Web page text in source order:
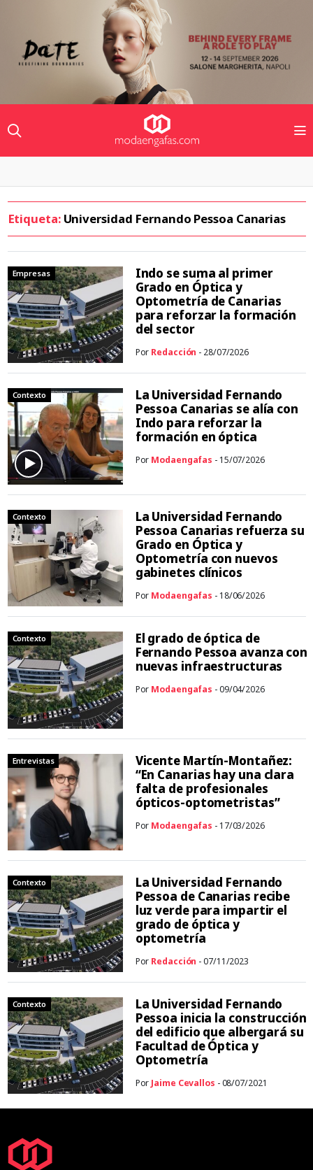
Etiqueta: Universidad Fernando Pessoa Canarias
Empresas
Indo se suma al primer
Grado en Óptica y
Optometría de Canarias
para reforzar la formación
del sector
Por Redacción - 28/07/2026
Contexto
La Universidad Fernando
Pessoa Canarias se alía con
Indo para reforzar la
formación en óptica
Por Modaengafas - 15/07/2026
Contexto
La Universidad Fernando
Pessoa Canarias refuerza su
Grado en Óptica y
Optometría con nuevos
gabinetes clínicos
Por Modaengafas - 18/06/2026
Contexto
El grado de óptica de
Fernando Pessoa avanza con
nuevas infraestructuras
Por Modaengafas - 09/04/2026
Entrevistas
Vicente Martín-Montañez:
“En Canarias hay una clara
falta de profesionales
ópticos-optometristas”
Por Modaengafas - 17/03/2026
Contexto
La Universidad Fernando
Pessoa de Canarias recibe
luz verde para impartir el
grado de óptica y
optometría
Por Redacción - 07/11/2023
Contexto
La Universidad Fernando
Pessoa inicia la construcción
del edificio que albergará su
Facultad de Óptica y
Optometría
Por Jaime Cevallos - 08/07/2021